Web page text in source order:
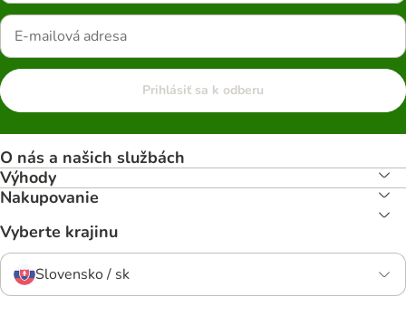
Prihlásiť sa k odberu
O nás a našich službách
Výhody
Nakupovanie
Vyberte krajinu
Slovensko / sk